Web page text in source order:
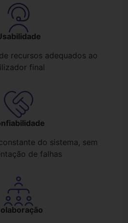
recursos adequados ao
final
do sistema, sem
de falhas